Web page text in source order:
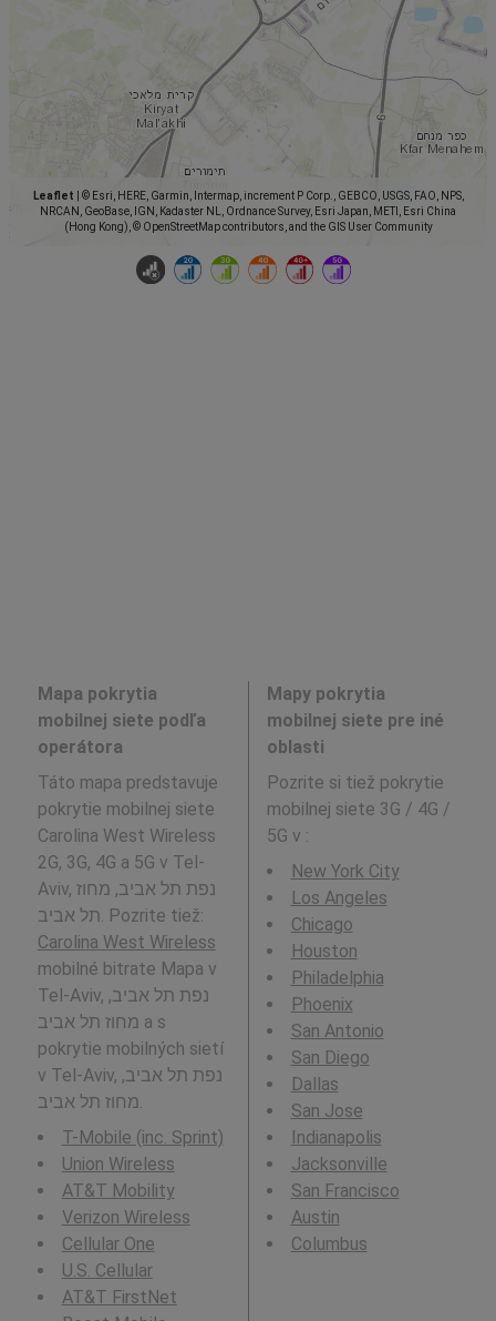
Leaflet
© Esri, HERE, Garmin, Intermap, increment P Corp., GEBCO, USGS, FAO, NPS,
NRCAN, GeoBase, IGN, Kadaster NL, Ordnance Survey, Esri Japan, METI, Esri China
(Hong Kong), © OpenStreetMap contributors, and the GIS User Community
Mapa pokrytia
mobilnej siete podľa
operátora
Táto mapa predstavuje
pokrytie mobilnej siete
Carolina West Wireless
2G, 3G, 4G a 5G v Tel-
Aviv, נפת תל אביב, מחוז
תל אביב. Pozrite tiež:
Carolina West Wireless
mobilné bitrate Mapa v
Tel-Aviv, נפת תל אביב,
מחוז תל אביב a s
pokrytie mobilných sietí
v Tel-Aviv, נפת תל אביב,
T-Mobile (inc. Sprint)
Union Wireless
AT&T Mobility
Verizon Wireless
Cellular One
U.S. Cellular
AT&T FirstNet
Mapy pokrytia
mobilnej siete pre iné
oblasti
Pozrite si tiež pokrytie
mobilnej siete 3G / 4G /
5G v :
New York City
Los Angeles
Chicago
Houston
Philadelphia
Phoenix
San Antonio
San Diego
Dallas
San Jose
Indianapolis
Jacksonville
San Francisco
Austin
Columbus